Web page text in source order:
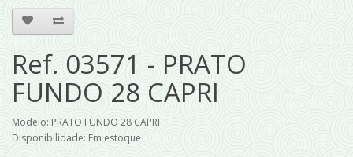
Ref. 03571 - PRATO
FUNDO 28 CAPRI
Modelo: PRATO FUNDO 28 CAPRI
Disponibilidade: Em estoque